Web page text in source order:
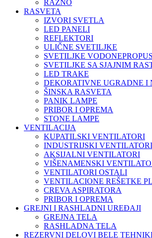
RAZNO
RASVETA
IZVORI SVETLA
LED PANELI
REFLEKTORI
ULIČNE SVETILJKE
SVETILJKE
SVETILJKE SA SJAJNIM
LED TRAKE
DEKORATIVNE UGRADNE I
ŠINSKA RASVETA
PANIK LAMPE
PRIBOR I OPREMA
STONE LAMPE
VENTILACIJA
KUPATILSKI VENTILATORI
INDUSTRIJSKI VENTILATORI
AKSIJALNI VENTILATORI
VIŠENAMENSKI
VENTILATORI OSTALI
VENTILACIONE REŠETKE
CREVA ASPIRATORA
PRIBOR I OPREMA
GREJNI I RASHLADNI UREĐAJI
GREJNA TELA
RASHLADNA TELA
REZERVNI DELOVI BELE